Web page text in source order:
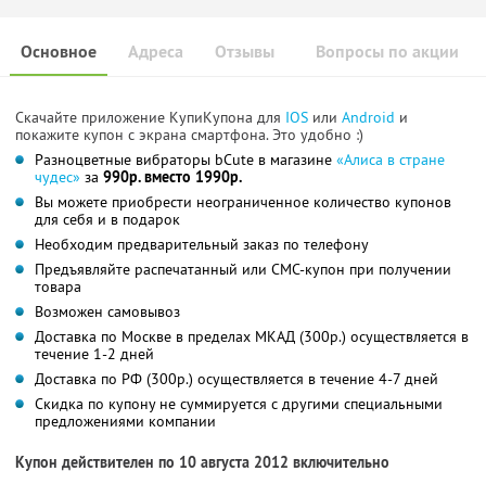
Основное Отзывы Вопросы по акции
Адреса
Скачайте приложение КупиКупона для IOS или Android и
покажите купон с экрана смартфона. Это удобно :)
Разноцветные вибраторы bCute в магазине «Алиса в стране
чудес» за 990р. вместо 1990р.
Вы можете приобрести неограниченное количество купонов
для себя и в подарок
Необходим предварительный заказ по телефону
Предъявляйте распечатанный или СМС-купон при получении
товара
Возможен самовывоз
Доставка по Москве в пределах МКАД (300р.) осуществляется в
течение 1-2 дней
Доставка по РФ (300р.) осуществляется в течение 4-7 дней
Скидка по купону не суммируется с другими специальными
предложениями компании
Купон действителен по 10 августа 2012 включительно